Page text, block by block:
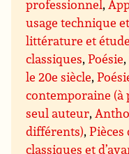
professionnel,
usage technique
littérature et
classiques,Poésie,
le 20e siècle,
contemporaine (à
seul auteur,
différents),Pièces
classiques et